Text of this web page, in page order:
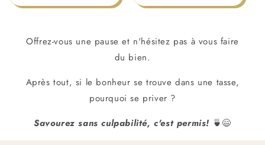
Offrez-vous une pause et n'hésitez pas à vous faire
du bien.
Après tout, si le bonheur se trouve dans une tasse,
pourquoi se priver ?
Savourez sans culpabilité, c'est permis! 🍵😄